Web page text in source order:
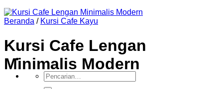
Pencarian
untuk:
Beranda / Kursi Cafe Kayu
Kursi Cafe Lengan
Minimalis Modern